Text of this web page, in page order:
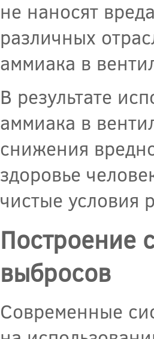
не наносят
различных
аммиака в
В результате
аммиака в
снижения
здоровье
чистые условия
Построение
выбросов
Современные